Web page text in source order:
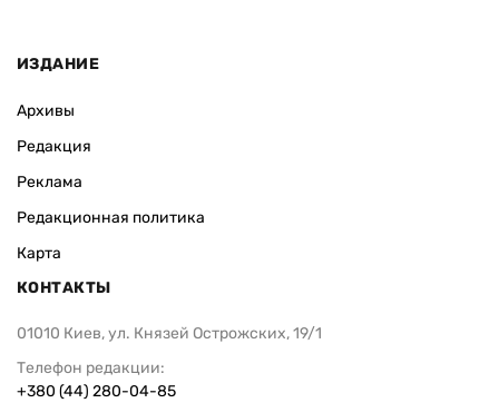
ИЗДАНИЕ
Архивы
Редакция
Реклама
Редакционная политика
Карта
КОНТАКТЫ
01010 Киев, ул. Князей Острожских, 19/1
Телефон редакции:
+380 (44) 280-04-85